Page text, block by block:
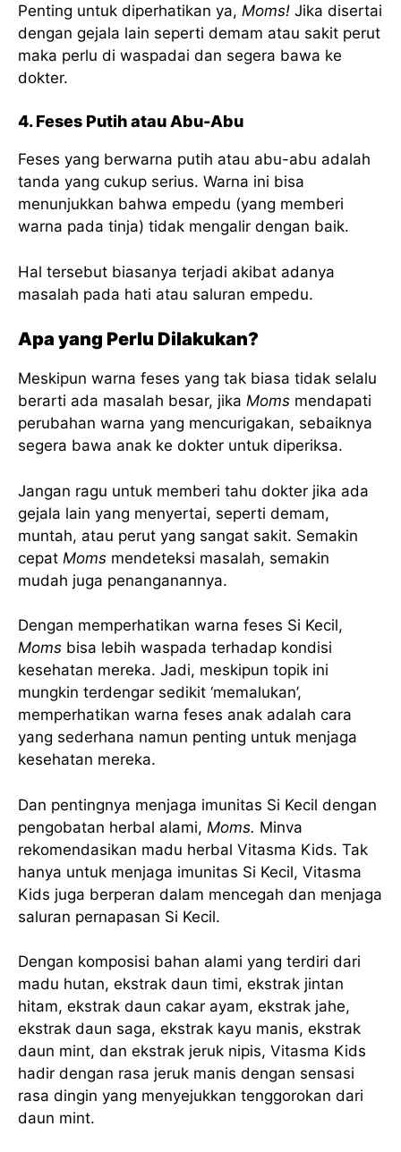
Penting untuk diperhatikan ya, Moms! Jika disertai
dengan gejala lain seperti demam atau sakit perut
maka perlu di waspadai dan segera bawa ke
dokter.
4. Feses Putih atau Abu-Abu
Feses yang berwarna putih atau abu-abu adalah
tanda yang cukup serius. Warna ini bisa
menunjukkan bahwa empedu (yang memberi
warna pada tinja) tidak mengalir dengan baik.
Hal tersebut biasanya terjadi akibat adanya
masalah pada hati atau saluran empedu.
Apa yang Perlu Dilakukan?
Meskipun warna feses yang tak biasa tidak selalu
berarti ada masalah besar, jika Moms mendapati
perubahan warna yang mencurigakan, sebaiknya
segera bawa anak ke dokter untuk diperiksa.
Jangan ragu untuk memberi tahu dokter jika ada
gejala lain yang menyertai, seperti demam,
muntah, atau perut yang sangat sakit. Semakin
cepat Moms mendeteksi masalah, semakin
mudah juga penanganannya.
Dengan memperhatikan warna feses Si Kecil,
Moms bisa lebih waspada terhadap kondisi
kesehatan mereka. Jadi, meskipun topik ini
mungkin terdengar sedikit ‘memalukan’,
memperhatikan warna feses anak adalah cara
yang sederhana namun penting untuk menjaga
kesehatan mereka.
Dan pentingnya menjaga imunitas Si Kecil dengan
pengobatan herbal alami, Moms. Minva
rekomendasikan madu herbal Vitasma Kids. Tak
hanya untuk menjaga imunitas Si Kecil, Vitasma
Kids juga berperan dalam mencegah dan menjaga
saluran pernapasan Si Kecil.
Dengan komposisi bahan alami yang terdiri dari
madu hutan, ekstrak daun timi, ekstrak jintan
hitam, ekstrak daun cakar ayam, ekstrak jahe,
ekstrak daun saga, ekstrak kayu manis, ekstrak
daun mint, dan ekstrak jeruk nipis, Vitasma Kids
hadir dengan rasa jeruk manis dengan sensasi
rasa dingin yang menyejukkan tenggorokan dari
daun mint.